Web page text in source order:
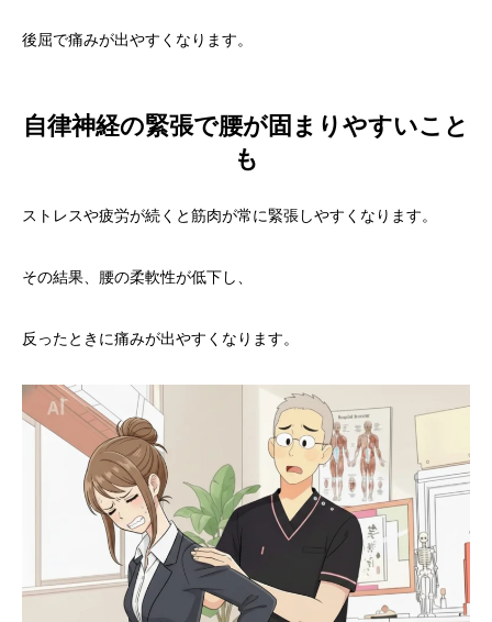
後屈で痛みが出やすくなります。
自律神経の緊張で腰が固まりやすいこと
も
ストレスや疲労が続くと筋肉が常に緊張しやすくなります。
その結果、腰の柔軟性が低下し、
反ったときに痛みが出やすくなります。